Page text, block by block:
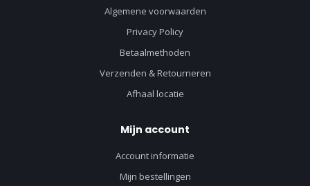
Algemene voorwaarden
Privacy Policy
Betaalmethoden
Verzenden & Retourneren
Afhaal locatie
Mijn account
Account informatie
Mijn bestellingen